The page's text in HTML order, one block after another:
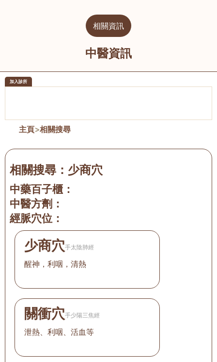
相關資訊
中醫資訊
加入診所
主頁>相關搜尋
相關搜尋： 少商穴
中藥百子櫃：
中醫方劑：
經脈穴位：
少商穴手太陰肺經
醒神，利咽，清熱
關衝穴手少陽三焦經
泄熱、利咽、活血等